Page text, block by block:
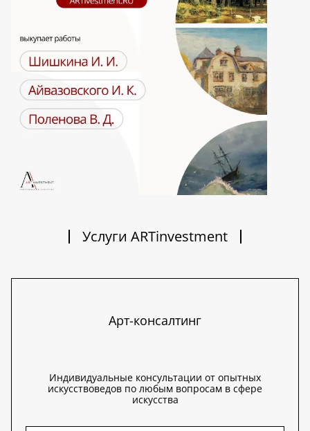
Услуги ARTinvestment
Арт-консалтинг
Индивидуальные консультации от опытных
искусствоведов по любым вопросам в сфере
искусства